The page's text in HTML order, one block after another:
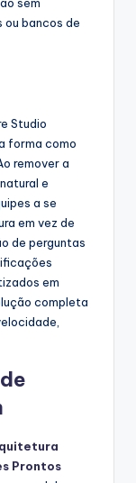
bancos de
Studio
forma como
remover a
e
a se
em vez de
de perguntas
em
completa
Prontos